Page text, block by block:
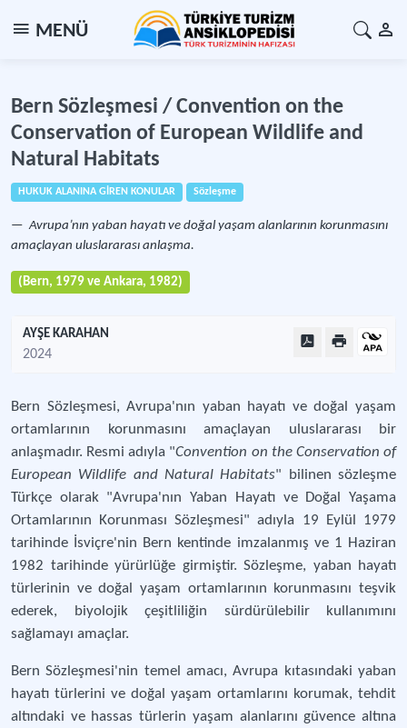
MENÜ
Bern Sözleşmesi / Convention on the
Conservation of European Wildlife and
Natural Habitats
HUKUK ALANINA GİREN KONULAR Sözleşme
Avrupa’nın yaban hayatı ve doğal yaşam alanlarının korunmasını
amaçlayan uluslararası anlaşma.
(Bern, 1979 ve Ankara, 1982)
AYŞE KARAHAN
2024
Bern Sözleşmesi, Avrupa'nın yaban hayatı ve doğal yaşam
ortamlarının korunmasını amaçlayan uluslararası bir
anlaşmadır. Resmi adıyla "Convention on the Conservation of
European Wildlife and Natural Habitats" bilinen sözleşme
Türkçe olarak "Avrupa'nın Yaban Hayatı ve Doğal Yaşama
Ortamlarının Korunması Sözleşmesi" adıyla 19 Eylül 1979
tarihinde İsviçre'nin Bern kentinde imzalanmış ve 1 Haziran
1982 tarihinde yürürlüğe girmiştir. Sözleşme, yaban hayatı
türlerinin ve doğal yaşam ortamlarının korunmasını teşvik
ederek, biyolojik çeşitliliğin sürdürülebilir kullanımını
sağlamayı amaçlar.
Bern Sözleşmesi'nin temel amacı, Avrupa kıtasındaki yaban
hayatı türlerini ve doğal yaşam ortamlarını korumak, tehdit
altındaki ve hassas türlerin yaşam alanlarını güvence altına